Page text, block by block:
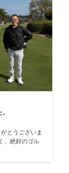
とうございま